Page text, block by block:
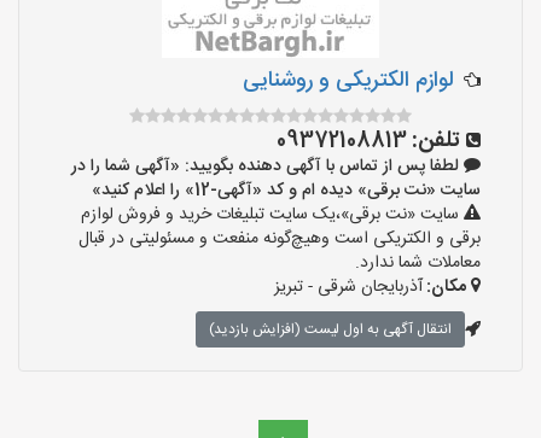
لوازم الکتریکی و روشنایی
تلفن:09372108813
لطفا پس از تماس با آگهی دهنده بگویید: «آگهی شما را در
سایت «نت برقی» دیده ام و کد «آگهی-12» را اعلام کنید»
سایت «نت برقی»،یک سایت تبلیغات خرید و فروش لوازم
برقی و الکتریکی است وهیچ‌گونه منفعت و مسئولیتی در قبال
معاملات شما ندارد.
مکان:آذربایجان شرقی - تبریز
انتقال آگهی به اول لیست (افزایش بازدید)